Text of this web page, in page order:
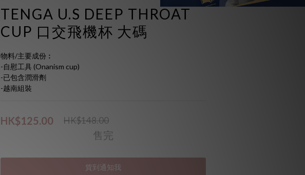
TENGA U.S DEEP THROAT
CUP 口交飛機杯 大碼
物料/主要成份︰
-自慰工具 (Onanism cup)
-已包含潤滑劑
-越南組裝
HK$125.00 HK$148.00
售完
貨到通知我